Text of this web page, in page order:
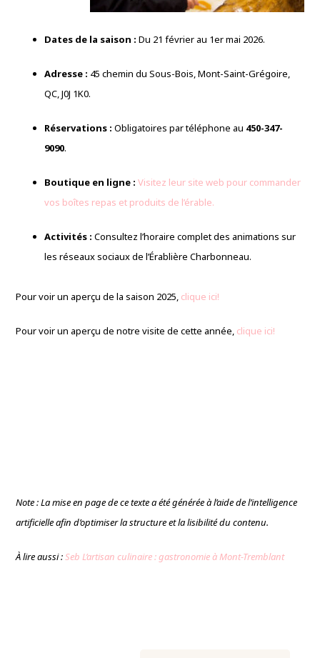
Dates de la saison : Du 21 février au 1er mai 2026.
Adresse : 45 chemin du Sous-Bois, Mont-Saint-Grégoire,
QC, J0J 1K0.
Réservations : Obligatoires par téléphone au 450-347-
9090.
Boutique en ligne : Visitez leur site web pour commander
vos boîtes repas et produits de l’érable.
Activités : Consultez l’horaire complet des animations sur
les réseaux sociaux de l’Érablière Charbonneau.
Pour voir un aperçu de la saison 2025, clique ici!
Pour voir un aperçu de notre visite de cette année, clique ici!
Note : La mise en page de ce texte a été générée à l’aide de l’intelligence
artificielle afin d’optimiser la structure et la lisibilité du contenu.
À lire aussi :Seb L’artisan culinaire : gastronomie à Mont-Tremblant